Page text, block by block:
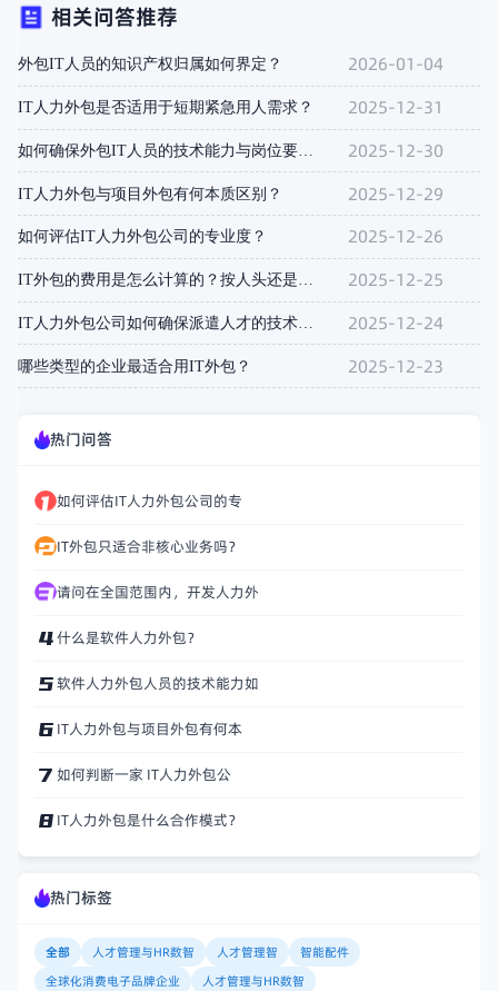
相关问答推荐
外包IT人员的知识产权归属如何界定？ 2026-01-04
IT人力外包是否适用于短期紧急用人需求？ 2025-12-31
2025-12-30
IT人力外包与项目外包有何本质区别？ 2025-12-29
如何评估IT人力外包公司的专业度？ 2025-12-26
2025-12-25
2025-12-24
哪些类型的企业最适合用IT外包？ 2025-12-23
热门问答
如何评估IT人力外包公司的专
IT外包只适合非核心业务吗？
请问在全国范围内，开发人力外
什么是软件人力外包？
软件人力外包人员的技术能力如
IT人力外包与项目外包有何本
如何判断一家 IT人力外包公
IT人力外包是什么合作模式？
热门标签
全部 人才管理与HR数智 人才管理智
智能配件
全球化消费电子品牌企业
人才管理与HR数智